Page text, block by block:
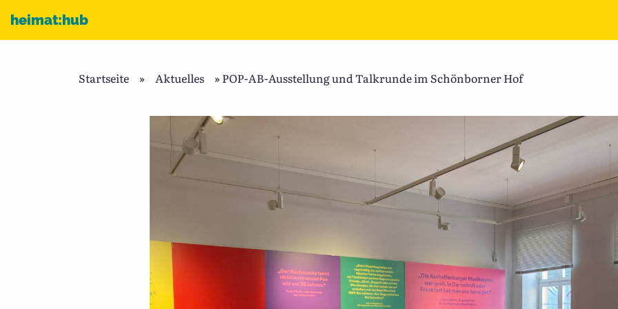
heimat:hub
Startseite » Aktuelles » POP-AB-Ausstellung und Talkrunde im Schönborner Hof